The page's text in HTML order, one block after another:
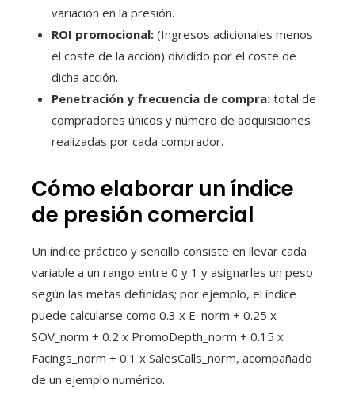
variación en la presión.
ROI promocional: (Ingresos adicionales menos
el coste de la acción) dividido por el coste de
dicha acción.
Penetración y frecuencia de compra: total de
compradores únicos y número de adquisiciones
realizadas por cada comprador.
Cómo elaborar un índice
de presión comercial
Un índice práctico y sencillo consiste en llevar cada
variable a un rango entre 0 y 1 y asignarles un peso
según las metas definidas; por ejemplo, el índice
puede calcularse como 0.3 x E_norm + 0.25 x
SOV_norm + 0.2 x PromoDepth_norm + 0.15 x
Facings_norm + 0.1 x SalesCalls_norm, acompañado
de un ejemplo numérico.